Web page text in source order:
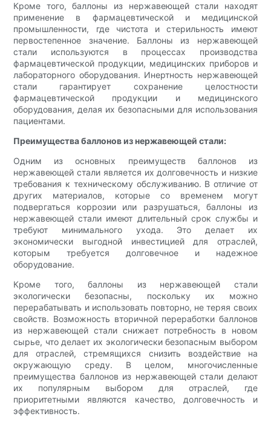
Кроме того, баллоны из нержавеющей стали находят
применение в фармацевтической и медицинской
промышленности, где чистота и стерильность имеют
первостепенное значение. Баллоны из нержавеющей
стали используются в процессах производства
фармацевтической продукции, медицинских приборов и
лабораторного оборудования. Инертность нержавеющей
стали гарантирует сохранение целостности
фармацевтической продукции и медицинского
оборудования, делая их безопасными для использования
пациентами.
Преимущества баллонов из нержавеющей стали:
Одним из основных преимуществ баллонов из
нержавеющей стали является их долговечность и низкие
требования к техническому обслуживанию. В отличие от
других материалов, которые со временем могут
подвергаться коррозии или разрушаться, баллоны из
нержавеющей стали имеют длительный срок службы и
требуют минимального ухода. Это делает их
экономически выгодной инвестицией для отраслей,
которым требуется долговечное и надежное
оборудование.
Кроме того, баллоны из нержавеющей стали
экологически безопасны, поскольку их можно
перерабатывать и использовать повторно, не теряя своих
свойств. Возможность вторичной переработки баллонов
из нержавеющей стали снижает потребность в новом
сырье, что делает их экологически безопасным выбором
для отраслей, стремящихся снизить воздействие на
окружающую среду. В целом, многочисленные
преимущества баллонов из нержавеющей стали делают
их популярным выбором для отраслей, где
приоритетными являются качество, долговечность и
эффективность.